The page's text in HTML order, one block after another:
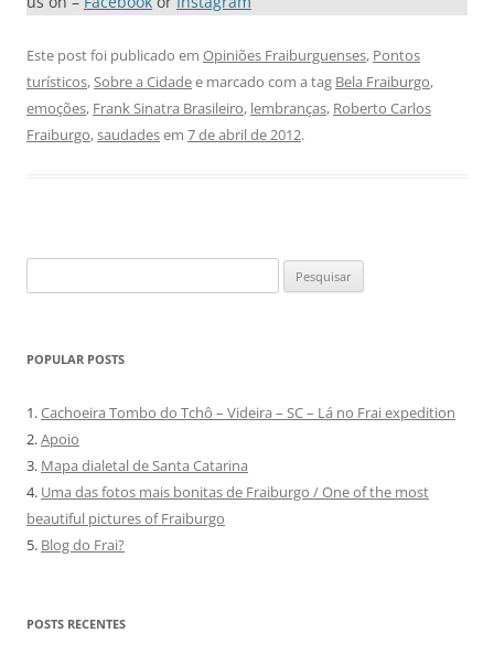
Este post foi publicado em Opiniões Fraiburguenses, Pontos
turísticos,Sobre a Cidadee marcado com a tag Bela Fraiburgo,
emoções, Frank Sinatra Brasileiro, lembranças, Roberto Carlos
Fraiburgo,saudadesem 7 de abril de 2012.
por:
POPULAR POSTS
1.Cachoeira Tombo do Tchô – Videira – SC – Lá no Frai expedition
2.Apoio
3. Mapa dialetal de Santa Catarina
4. Uma das fotos mais bonitas de Fraiburgo / One of the most
beautiful pictures of Fraiburgo
5. Blog do Frai?
POSTS RECENTES